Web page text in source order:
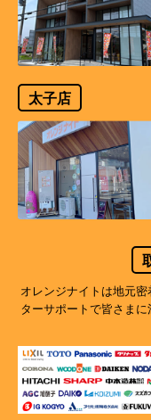
太子店
オレンジナイトは地元
ターサポートで皆さまに